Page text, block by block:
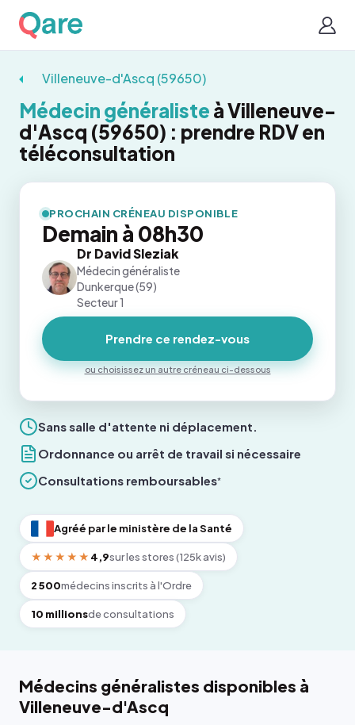
Villeneuve-d'Ascq (59650)
Médecin généraliste à Villeneuve-
d'Ascq (59650) : prendre RDV en
téléconsultation
Sans salle d'attente ni déplacement.
Ordonnance ou arrêt de travail si nécessaire
Consultations remboursables*
Agréé par le ministère de la Santé
★★★★★ 4,9sur les stores (125k avis)
2 500médecins inscrits à l'Ordre
10 millionsde consultations
PROCHAIN CRÉNEAU DISPONIBLE
Demain à 08h30
Dr David Sleziak
Médecin généraliste
Dunkerque (59)
Secteur 1
Prendre ce rendez-vous
ou choisissez un autre créneau ci-dessous
Médecins généralistes disponibles à
Villeneuve-d'Ascq